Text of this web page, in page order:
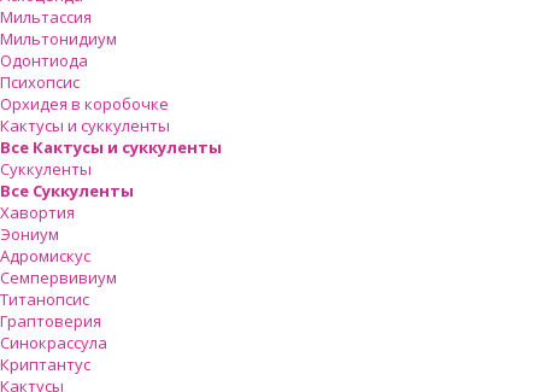
Мильтассия
Мильтонидиум
Одонтиода
Психопсис
Орхидея в коробочке
Кактусы и суккуленты
Все Кактусы и суккуленты
Суккуленты
Все Суккуленты
Хавортия
Эониум
Адромискус
Семпервивиум
Титанопсис
Граптоверия
Синокрассула
Криптантус
Кактусы